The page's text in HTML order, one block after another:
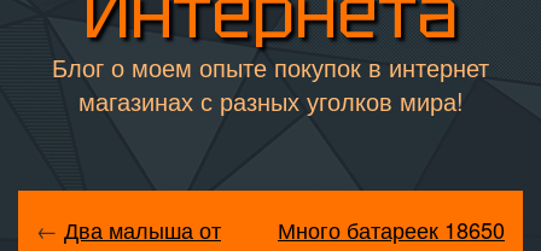
Блог о моем опыте покупок в интернет
магазинах с разных уголков мира!
← Два малыша от
Много батареек 18650